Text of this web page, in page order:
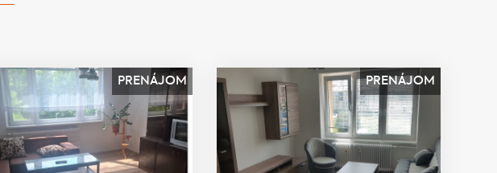
PRENÁJOM PRENÁJOM